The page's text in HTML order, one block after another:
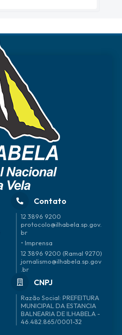
Contato
12 3896 9200
protocolo@ilhabela.sp.gov.
br
• Imprensa
12 3896 9200 (Ramal 9270)
jornalismo@ilhabela.sp.gov
.br
CNPJ
46.482.865/0001-32